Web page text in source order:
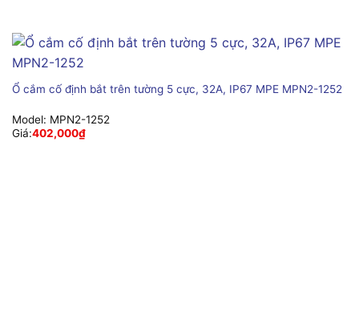
Ổ cắm cố định bắt trên tường 5 cực, 32A, IP67 MPE MPN2-1252
Model: MPN2-1252
Giá:402,000₫